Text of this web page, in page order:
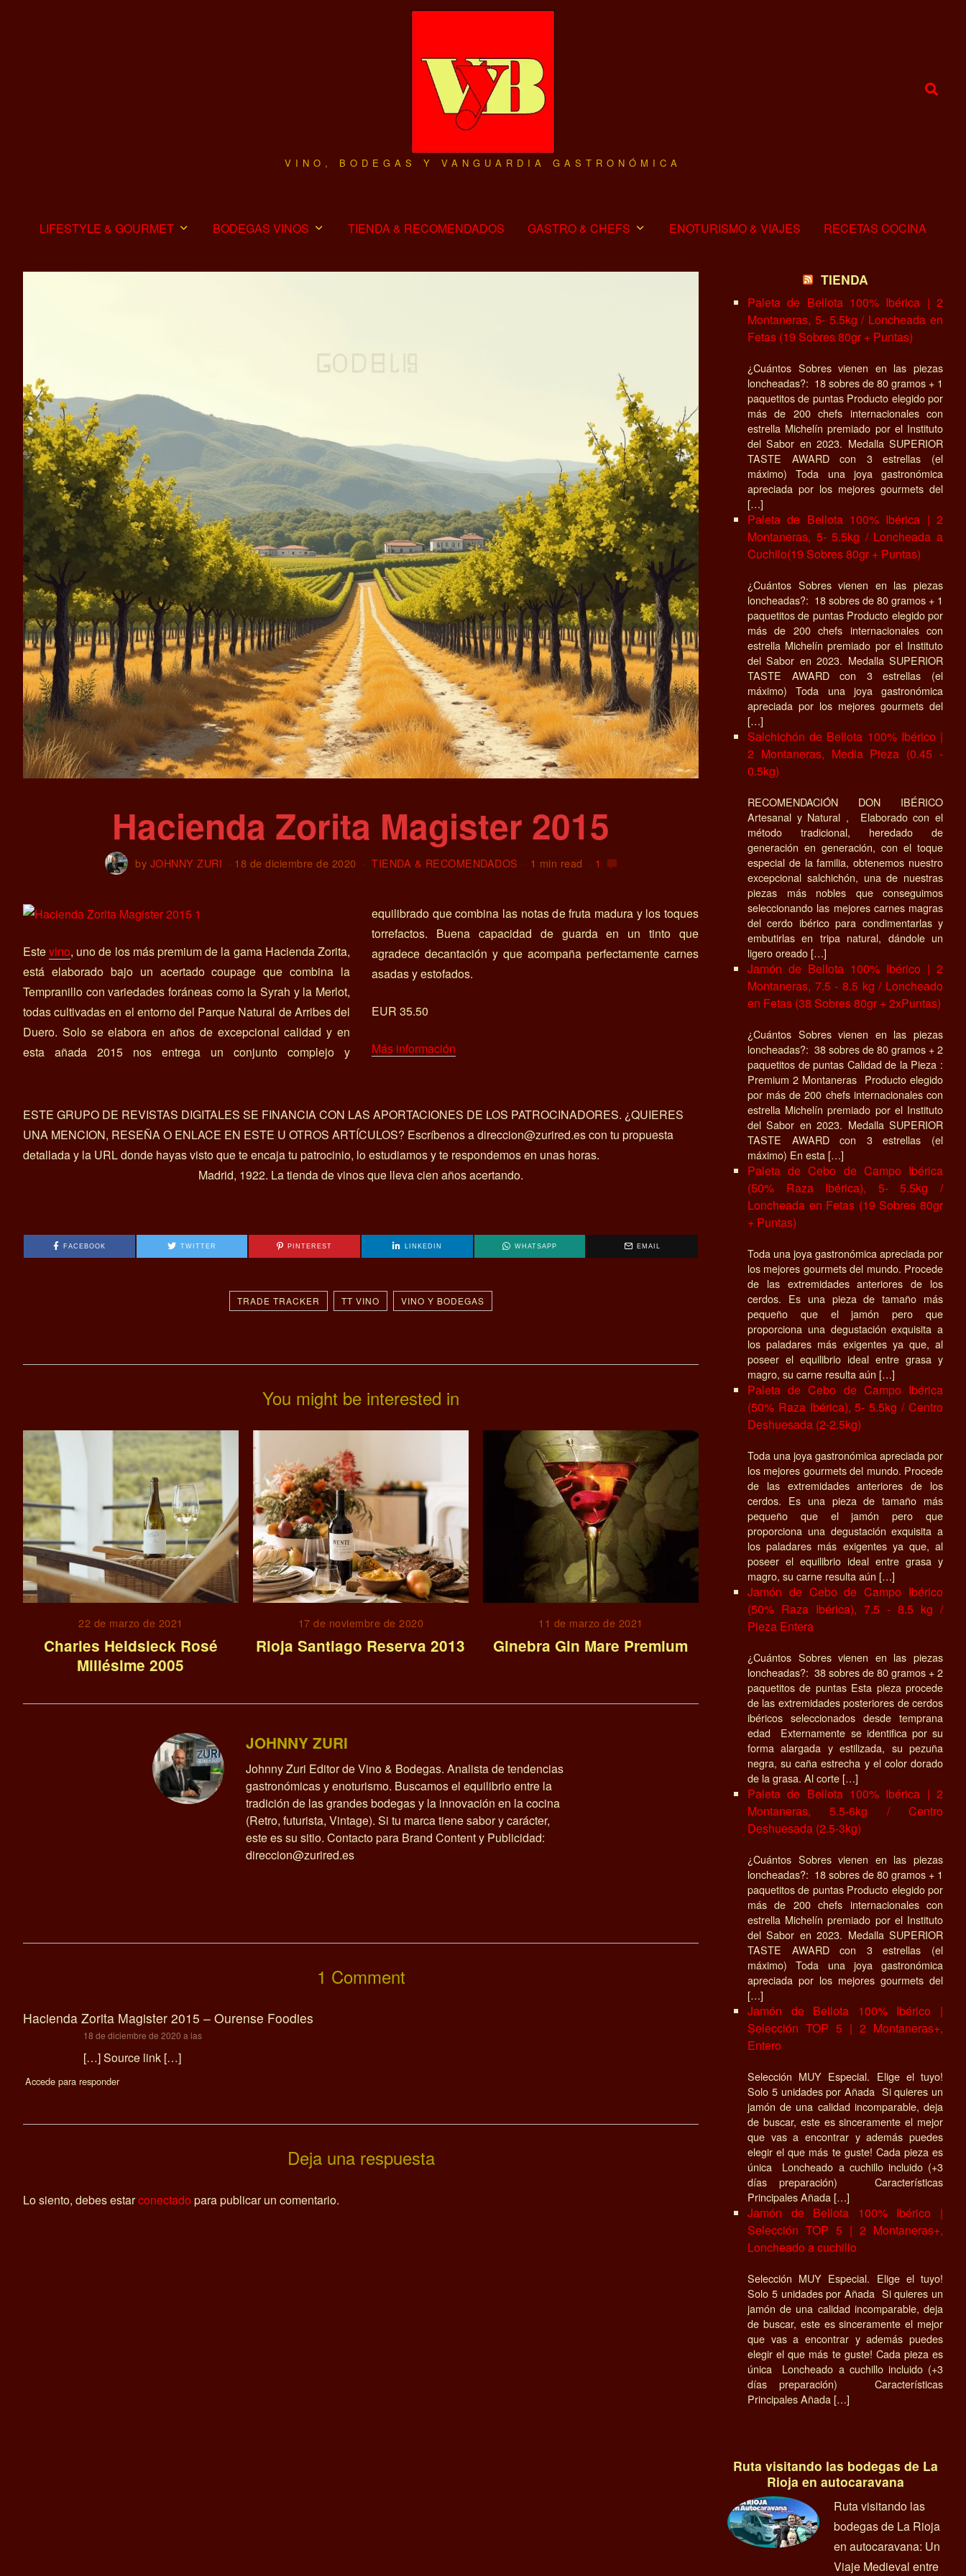
VINO, BODEGAS Y VANGUARDIA GASTRONÓMICA
LIFESTYLE & GOURMET BODEGAS VINOS TIENDA & RECOMENDADOS GASTRO & CHEFS ENOTURISMO & VIAJES RECETAS COCINA
Hacienda Zorita Magister 2015
by JOHNNY ZURI 18 de diciembre de 2020 TIENDA & RECOMENDADOS 1 min read 1
Estevino, uno de los más premium de la gama Hacienda Zorita,
está elaborado bajo un acertado coupage que combina la
Tempranillo con variedades foráneas como la Syrah y la Merlot,
todas cultivadas en el entorno del Parque Natural de Arribes del
Duero. Solo se elabora en años de excepcional calidad y en
esta añada 2015 nos entrega un conjunto complejo y
equilibrado que combina las notas de fruta madura y los toques
torrefactos. Buena capacidad de guarda en un tinto que
agradece decantación y que acompaña perfectamente carnes
asadas y estofados.
EUR 35.50
Más información
ESTE GRUPO DE REVISTAS DIGITALES SE FINANCIA CON LAS APORTACIONES DE LOS PATROCINADORES. ¿QUIERES
UNA MENCION, RESEÑA O ENLACE EN ESTE U OTROS ARTÍCULOS? Escríbenos a direccion@zurired.es con tu propuesta
detallada y la URL donde hayas visto que te encaja tu patrocinio, lo estudiamos y te respondemos en unas horas.
Madrid, 1922. La tienda de vinos que lleva cien años acertando.
FACEBOOK TWITTER PINTEREST LINKEDIN WHATSAPP EMAIL
TRADE TRACKER TT VINO VINO Y BODEGAS
You might be interested in
22 de marzo de 2021
Charles Heidsieck Rosé
Millésime 2005
17 de noviembre de 2020
Rioja Santiago Reserva 2013
11 de marzo de 2021
Ginebra Gin Mare Premium
JOHNNY ZURI
Johnny Zuri Editor de Vino & Bodegas. Analista de tendencias
gastronómicas y enoturismo. Buscamos el equilibrio entre la
tradición de las grandes bodegas y la innovación en la cocina
(Retro, futurista, Vintage). Si tu marca tiene sabor y carácter,
este es su sitio. Contacto para Brand Content y Publicidad:
direccion@zurired.es
1 Comment
Hacienda Zorita Magister 2015 – Ourense Foodies
18 de diciembre de 2020 a las
[…] Source link […]
Accede para responder
Deja una respuesta
Lo siento, debes estarconectado para publicar un comentario.
TIENDA
Paleta de Bellota 100% Ibérica | 2
Montaneras, 5- 5.5kg / Loncheada en
Fetas (19 Sobres 80gr + Puntas)
¿Cuántos Sobres vienen en las piezas
loncheadas?: 18 sobres de 80 gramos + 1
paquetitos de puntas Producto elegido por
más de 200 chefs internacionales con
estrella Michelín premiado por el Instituto
del Sabor en 2023. Medalla SUPERIOR
TASTE AWARD con 3 estrellas (el
máximo) Toda una joya gastronómica
apreciada por los mejores gourmets del
[…]
Paleta de Bellota 100% Ibérica | 2
Montaneras, 5- 5.5kg / Loncheada a
Cuchilo(19 Sobres 80gr + Puntas)
¿Cuántos Sobres vienen en las piezas
loncheadas?: 18 sobres de 80 gramos + 1
paquetitos de puntas Producto elegido por
más de 200 chefs internacionales con
estrella Michelín premiado por el Instituto
del Sabor en 2023. Medalla SUPERIOR
TASTE AWARD con 3 estrellas (el
máximo) Toda una joya gastronómica
apreciada por los mejores gourmets del
[…]
Salchichón de Bellota 100% Ibérico |
2 Montaneras, Media Pieza (0.45 -
0.5kg)
RECOMENDACIÓN DON IBÉRICO
Artesanal y Natural , Elaborado con el
método tradicional, heredado de
generación en generación, con el toque
especial de la familia, obtenemos nuestro
excepcional salchichón, una de nuestras
piezas más nobles que conseguimos
seleccionando las mejores carnes magras
del cerdo ibérico para condimentarlas y
embutirlas en tripa natural, dándole un
ligero oreado […]
Jamón de Bellota 100% Ibérico | 2
Montaneras, 7.5 - 8.5 kg / Loncheado
en Fetas (38 Sobres 80gr + 2xPuntas)
¿Cuántos Sobres vienen en las piezas
loncheadas?: 38 sobres de 80 gramos + 2
paquetitos de puntas Calidad de la Pieza :
Premium 2 Montaneras Producto elegido
por más de 200 chefs internacionales con
estrella Michelín premiado por el Instituto
del Sabor en 2023. Medalla SUPERIOR
TASTE AWARD con 3 estrellas (el
máximo) En esta […]
Paleta de Cebo de Campo Ibérica
(50% Raza Ibérica), 5- 5.5kg /
Loncheada en Fetas (19 Sobres 80gr
+ Puntas)
Toda una joya gastronómica apreciada por
los mejores gourmets del mundo. Procede
de las extremidades anteriores de los
cerdos. Es una pieza de tamaño más
pequeño que el jamón pero que
proporciona una degustación exquisita a
los paladares más exigentes ya que, al
poseer el equilibrio ideal entre grasa y
magro, su carne resulta aún […]
Paleta de Cebo de Campo Ibérica
(50% Raza Ibérica), 5- 5.5kg / Centro
Deshuesada (2-2.5kg)
Toda una joya gastronómica apreciada por
los mejores gourmets del mundo. Procede
de las extremidades anteriores de los
cerdos. Es una pieza de tamaño más
pequeño que el jamón pero que
proporciona una degustación exquisita a
los paladares más exigentes ya que, al
poseer el equilibrio ideal entre grasa y
magro, su carne resulta aún […]
Jamón de Cebo de Campo Ibérico
(50% Raza Ibérica), 7.5 - 8.5 kg /
Pieza Entera
¿Cuántos Sobres vienen en las piezas
loncheadas?: 38 sobres de 80 gramos + 2
paquetitos de puntas Esta pieza procede
de las extremidades posteriores de cerdos
ibéricos seleccionados desde temprana
edad Externamente se identifica por su
forma alargada y estilizada, su pezuña
negra, su caña estrecha y el color dorado
de la grasa. Al corte […]
Paleta de Bellota 100% Ibérica | 2
Montaneras, 5.5-6kg / Centro
Deshuesada (2.5-3kg)
¿Cuántos Sobres vienen en las piezas
loncheadas?: 18 sobres de 80 gramos + 1
paquetitos de puntas Producto elegido por
más de 200 chefs internacionales con
estrella Michelín premiado por el Instituto
del Sabor en 2023. Medalla SUPERIOR
TASTE AWARD con 3 estrellas (el
máximo) Toda una joya gastronómica
apreciada por los mejores gourmets del
[…]
Jamón de Bellota 100% Ibérico |
Selección TOP 5 | 2 Montaneras+,
Entero
Selección MUY Especial. Elige el tuyo!
Solo 5 unidades por Añada Si quieres un
jamón de una calidad incomparable, deja
de buscar, este es sinceramente el mejor
que vas a encontrar y además puedes
elegir el que más te guste! Cada pieza es
única Loncheado a cuchillo incluido (+3
días preparación) Características
Principales Añada […]
Jamón de Bellota 100% Ibérico |
Selección TOP 5 | 2 Montaneras+,
Loncheado a cuchillo
Selección MUY Especial. Elige el tuyo!
Solo 5 unidades por Añada Si quieres un
jamón de una calidad incomparable, deja
de buscar, este es sinceramente el mejor
que vas a encontrar y además puedes
elegir el que más te guste! Cada pieza es
única Loncheado a cuchillo incluido (+3
días preparación) Características
Principales Añada […]
Ruta visitando las bodegas de La
Rioja en autocaravana
Ruta visitando las
bodegas de La Rioja
en autocaravana: Un
Viaje Medieval entre